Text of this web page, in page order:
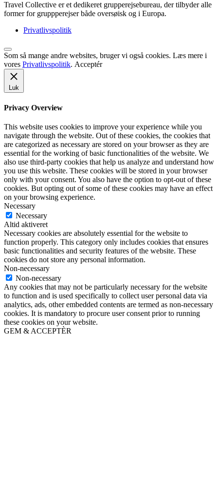
Travel Collective er et dedikeret grupperejsebureau, der tilbyder alle
former for gruppperejser både oversøisk og i Europa.
Privatlivspolitik
Som så mange andre websites, bruger vi også cookies. Læs mere i
vores Privatlivspolitik. Acceptér
Luk
Privacy Overview
This website uses cookies to improve your experience while you
navigate through the website. Out of these cookies, the cookies that
are categorized as necessary are stored on your browser as they are
essential for the working of basic functionalities of the website. We
also use third-party cookies that help us analyze and understand how
you use this website. These cookies will be stored in your browser
only with your consent. You also have the option to opt-out of these
cookies. But opting out of some of these cookies may have an effect
on your browsing experience.
Necessary
Necessary
Altid aktiveret
Necessary cookies are absolutely essential for the website to
function properly. This category only includes cookies that ensures
basic functionalities and security features of the website. These
cookies do not store any personal information.
Non-necessary
Non-necessary
Any cookies that may not be particularly necessary for the website
to function and is used specifically to collect user personal data via
analytics, ads, other embedded contents are termed as non-necessary
cookies. It is mandatory to procure user consent prior to running
these cookies on your website.
GEM & ACCEPTÈR